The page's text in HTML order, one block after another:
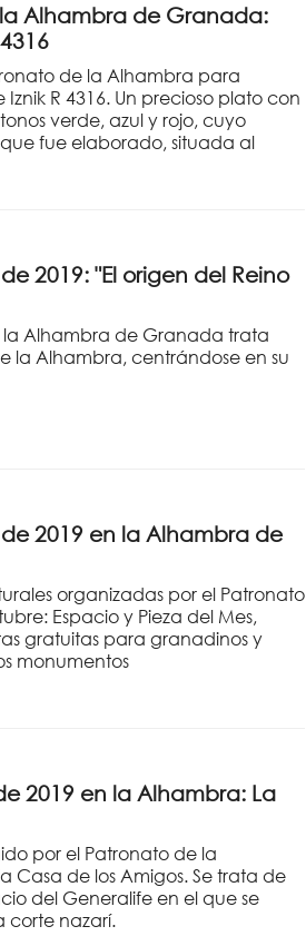
Alhambra de Granada:
de la Alhambra para
R 4316. Un precioso plato con
verde, azul y rojo, cuyo
fue elaborado, situada al
2019: "El origen del Reino
Alhambra de Granada trata
la Alhambra, centrándose en su
2019 en la Alhambra de
organizadas por el Patronato
Espacio y Pieza del Mes,
gratuitas para granadinos y
monumentos
2019 en la Alhambra: La
por el Patronato de la
Casa de los Amigos. Se trata de
del Generalife en el que se
corte nazarí.